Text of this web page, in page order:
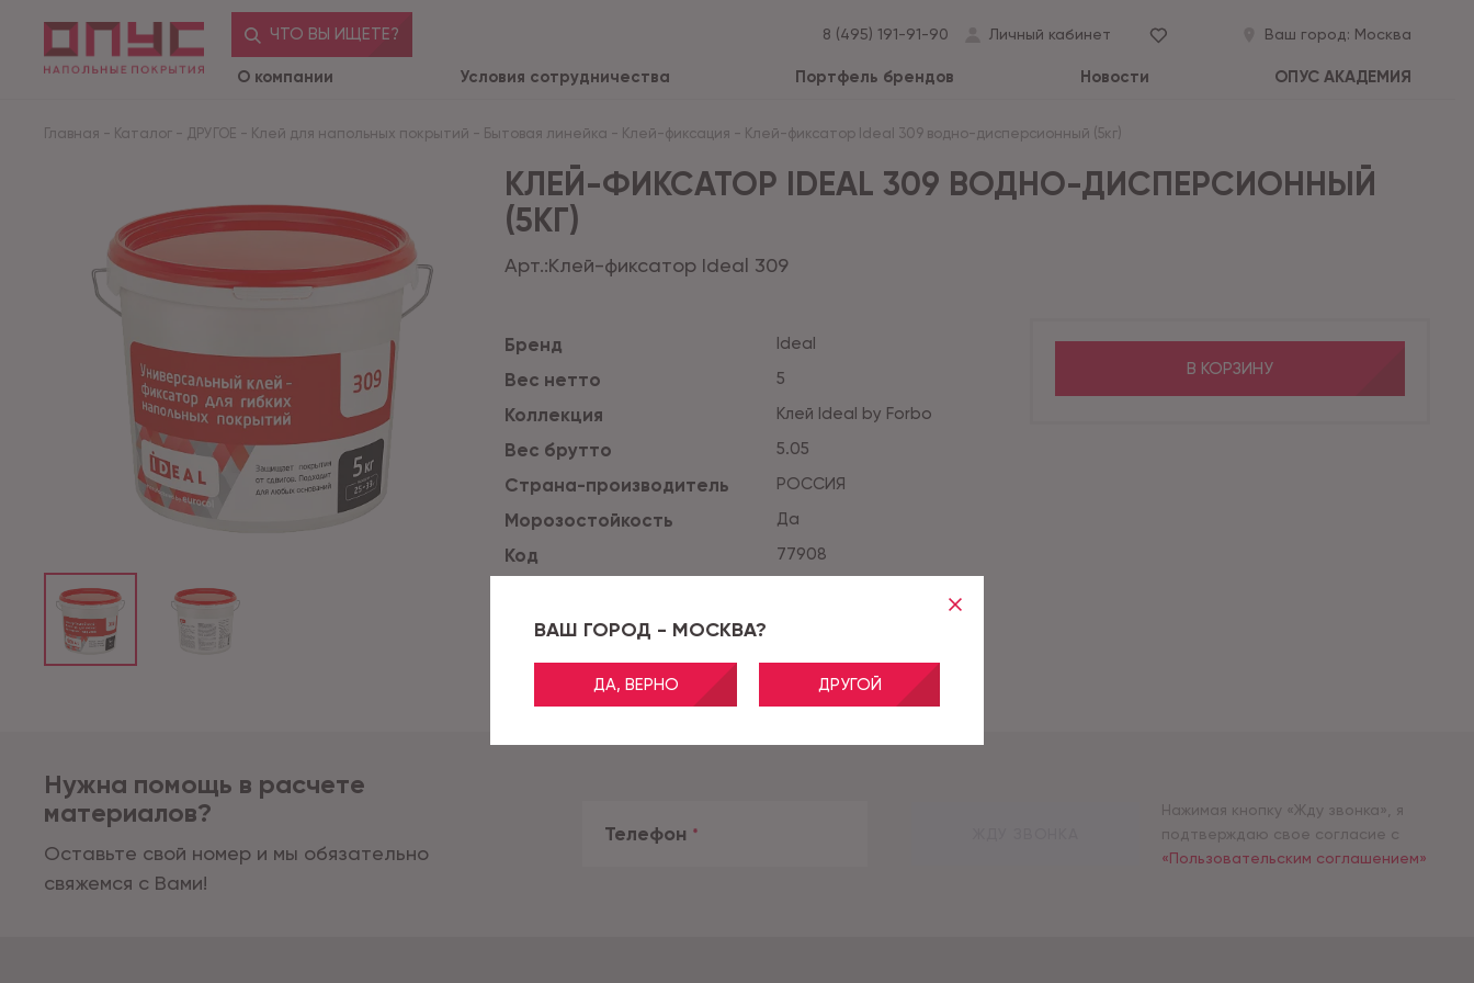
ВАШ ГОРОД - МОСКВА?
ДА, ВЕРНО ДРУГОЙ
ЧТО ВЫ ИЩЕТЕ? 8 (495) 191-91-90 Личный кабинет Ваш город: Москва
О компании Условия сотрудничества Портфель брендов Новости ОПУС АКАДЕМИЯ
Главная - Каталог - ДРУГОЕ - Клей для напольных покрытий - Бытовая линейка - Клей-фиксация - Клей-фиксатор Ideal 309 водно-дисперсионный (5кг)
КЛЕЙ-ФИКСАТОР IDEAL 309 ВОДНО-ДИСПЕРСИОННЫЙ
(5КГ)
Арт.:Клей-фиксатор Ideal 309
Бренд Ideal
Вес нетто 5
Коллекция Клей Ideal by Forbo
Вес брутто 5.05
Страна-производитель РОССИЯ
Морозостойкость Да
Код 77908
В КОРЗИНУ
Нужна помощь в расчете
материалов?
Оставьте свой номер и мы обязательно
свяжемся с Вами!
Телефон *
Нажимая кнопку «Жду звонка», я
подтверждаю свое согласие с
«Пользовательским соглашением»